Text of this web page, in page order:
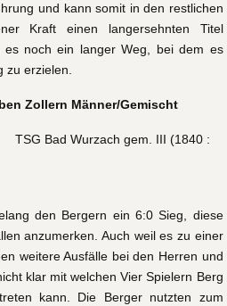
und kann somit in den restlichen
Kraft einen langersehnten Titel
noch ein langer Weg, bei dem es
zu erzielen.
Zollern Männer/Gemischt
Bad Wurzach gem. III (1840 :
den Bergern ein 6:0 Sieg, diese
anzumerken. Auch weil es zu einer
weitere Ausfälle bei den Herren und
klar mit welchen Vier Spielern Berg
kann. Die Berger nutzten zum